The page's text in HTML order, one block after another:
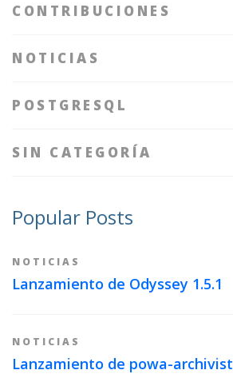
CONTRIBUCIONES
NOTICIAS
POSTGRESQL
SIN CATEGORÍA
Popular Posts
NOTICIAS
Lanzamiento de Odyssey 1.5.1
NOTICIAS
Lanzamiento de powa-archivist